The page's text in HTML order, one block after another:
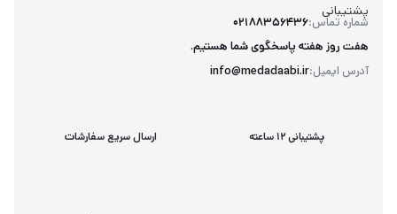
پشتیبانی
شماره تماس:02188356436
آدرس ایمیل:info@medadaabi.ir
هفت روز هفته پاسخگوی شما هستیم.
پشتیبانی 12 ساعته ارسال سریع سفارشات